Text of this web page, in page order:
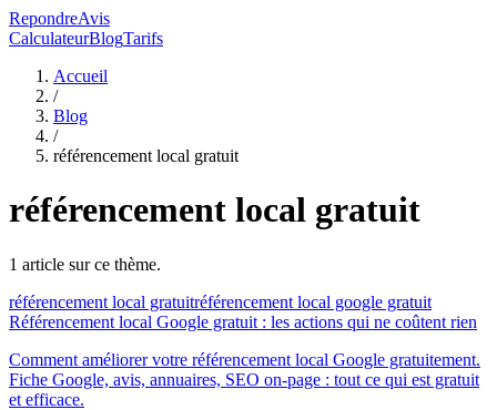
RepondreAvis
CalculateurBlogTarifs
Accueil
/
Blog
/
référencement local gratuit
référencement local gratuit
1 article sur ce thème.
référencement local gratuitréférencement local google gratuit
Référencement local Google gratuit : les actions qui ne coûtent rien
Comment améliorer votre référencement local Google gratuitement.
Fiche Google, avis, annuaires, SEO on-page : tout ce qui est gratuit
et efficace.